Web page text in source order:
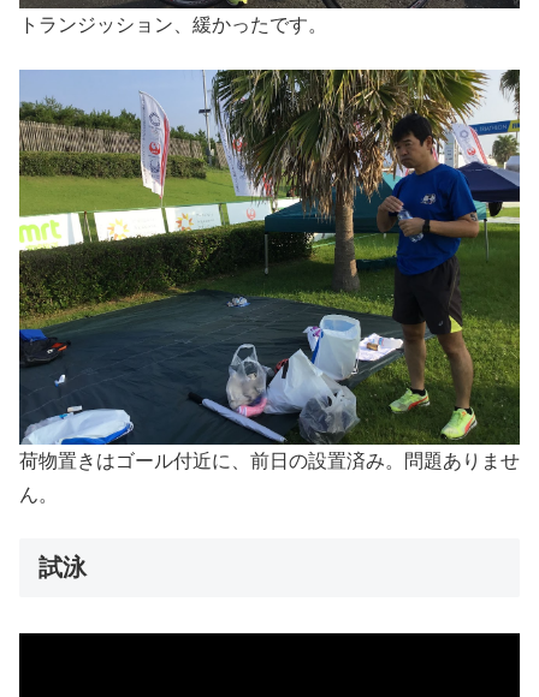
トランジッション、緩かったです。
荷物置きはゴール付近に、前日の設置済み。問題ありませ
ん。
試泳